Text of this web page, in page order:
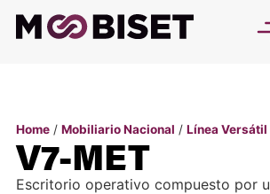
Home/ Mobiliario Nacional / Línea Versátil
V7-MET
Escritorio operativo compuesto por